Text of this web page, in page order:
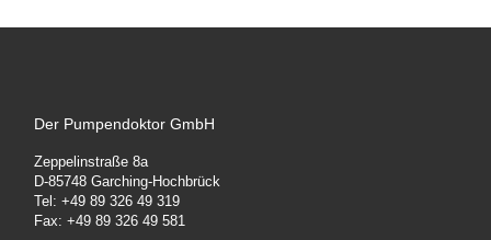
Der Pumpendoktor GmbH
Zeppelinstraße 8a
D-85748 Garching-Hochbrück
Tel: +49 89 326 49 319
Fax: +49 89 326 49 581